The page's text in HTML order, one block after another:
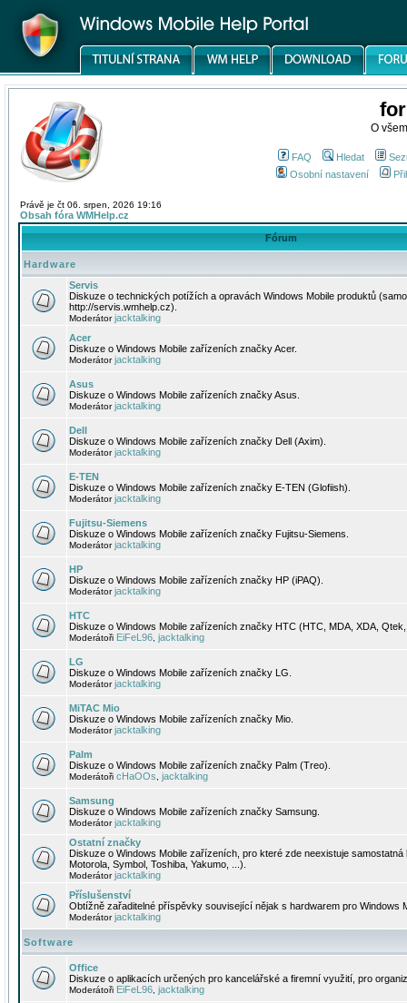
O
FAQ Hledat
Osobní nastavení
Právě je čt 06. srpen, 2026 19:16
Obsah fóra WMHelp.cz
Fórum
Hardware
Servis
Diskuze o technických potížích a opravách Windows Mobile produktů
http://servis.wmhelp.cz).
Moderátorjacktalking
Acer
Diskuze o Windows Mobile zařízeních značky Acer.
Moderátorjacktalking
Asus
Diskuze o Windows Mobile zařízeních značky Asus.
Moderátorjacktalking
Dell
Diskuze o Windows Mobile zařízeních značky Dell (Axim).
Moderátorjacktalking
E-TEN
Diskuze o Windows Mobile zařízeních značky E-TEN (Glofiish).
Moderátorjacktalking
Fujitsu-Siemens
Diskuze o Windows Mobile zařízeních značky Fujitsu-Siemens.
Moderátorjacktalking
HP
Diskuze o Windows Mobile zařízeních značky HP (iPAQ).
Moderátorjacktalking
HTC
Diskuze o Windows Mobile zařízeních značky HTC (HTC, MDA, XDA,
Moderátoři EiFeL96 jacktalking
LG
Diskuze o Windows Mobile zařízeních značky LG.
Moderátorjacktalking
MiTAC Mio
Diskuze o Windows Mobile zařízeních značky Mio.
Moderátorjacktalking
Palm
Diskuze o Windows Mobile zařízeních značky Palm (Treo).
Moderátoři cHaOOs jacktalking
Samsung
Diskuze o Windows Mobile zařízeních značky Samsung.
Moderátorjacktalking
Ostatní značky
Diskuze o Windows Mobile zařízeních, pro které zde neexistuje
Motorola, Symbol, Toshiba, Yakumo, ...).
Moderátorjacktalking
Příslušenství
Obtížně zařaditelné příspěvky související nějak s hardwarem pro Windows
Moderátorjacktalking
Software
Office
Diskuze o aplikacích určených pro kancelářské a firemní využití, pro
Moderátoři EiFeL96 jacktalking